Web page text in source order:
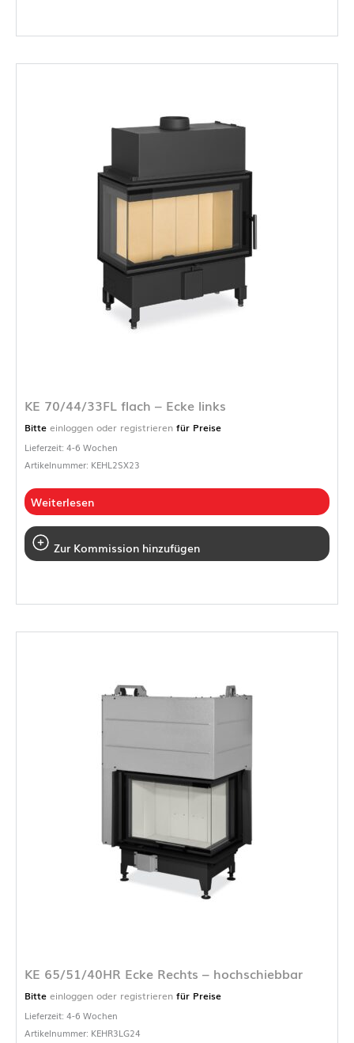
KE 70/44/33FL flach – Ecke links
Bitte einloggen oder registrieren für Preise
Lieferzeit: 4-6 Wochen
Artikelnummer: KEHL2SX23
Weiterlesen
Zur Kommission hinzufügen
KE 65/51/40HR Ecke Rechts – hochschiebbar
Bitte einloggen oder registrieren für Preise
Lieferzeit: 4-6 Wochen
Artikelnummer: KEHR3LG24